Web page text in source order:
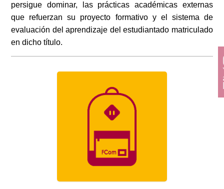
persigue dominar, las prácticas académicas externas
que refuerzan su proyecto formativo y el sistema de
evaluación del aprendizaje del estudiantado matriculado
en dicho título.